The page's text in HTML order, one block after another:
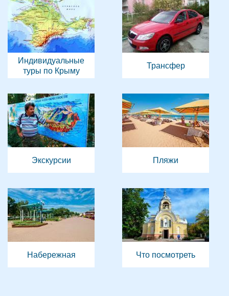
Индивидуальные
туры по Крыму
Трансфер
Экскурсии Пляжи
Набережная Что посмотреть